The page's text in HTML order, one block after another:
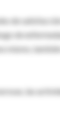
de
de
mismo,
las